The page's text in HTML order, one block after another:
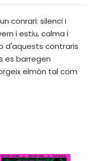
conrari: silenci i
i estiu, calma i
d'aquests contraris
es barregen
elmón tal com